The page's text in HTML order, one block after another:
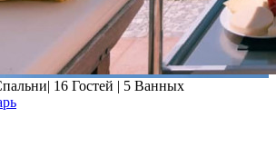
| 16 Гостей | 5 Ванных